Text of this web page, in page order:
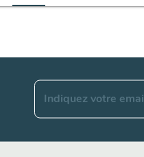
Indiquez votre email